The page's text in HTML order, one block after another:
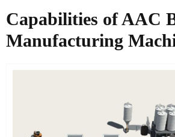
Capabilities of​AAC
Manufacturing